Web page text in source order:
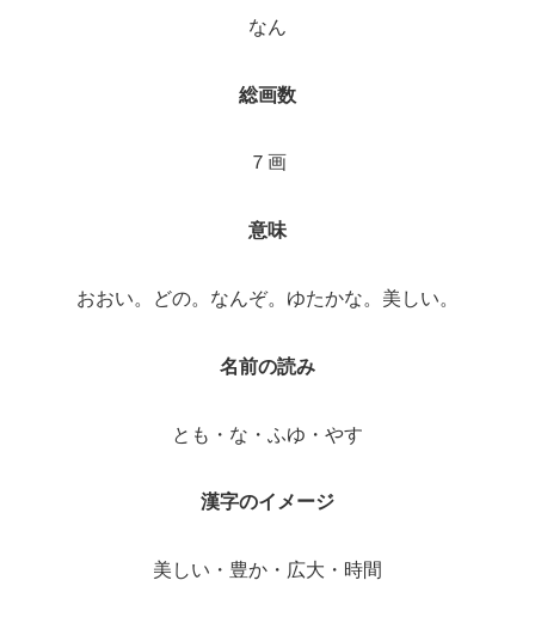
なん
総画数
７画
意味
おおい。どの。なんぞ。ゆたかな。美しい。
名前の読み
とも・な・ふゆ・やす
漢字のイメージ
美しい・豊か・広大・時間